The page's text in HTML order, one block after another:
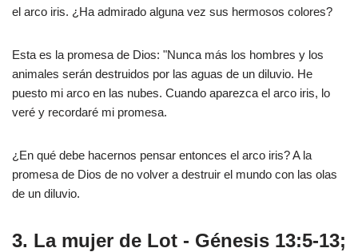
el arco iris. ¿Ha admirado alguna vez sus hermosos colores?
Esta es la promesa de Dios: "Nunca más los hombres y los
animales serán destruidos por las aguas de un diluvio. He
puesto mi arco en las nubes. Cuando aparezca el arco iris, lo
veré y recordaré mi promesa.
¿En qué debe hacernos pensar entonces el arco iris? A la
promesa de Dios de no volver a destruir el mundo con las olas
de un diluvio.
3. La mujer de Lot - Génesis 13:5-13;